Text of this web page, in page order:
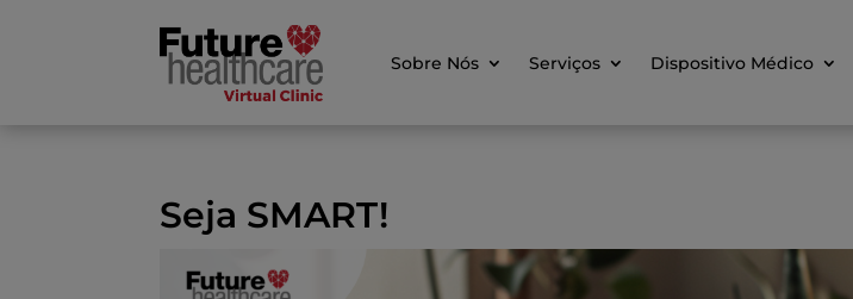
Sobre Nós Serviços Dispositivo Médico
Seja SMART!